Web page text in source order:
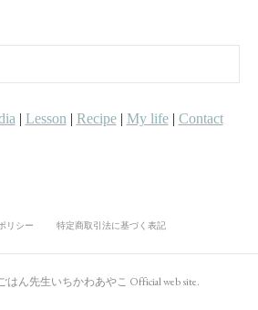
リシー 特定商取引法に基づく表記
はん先生いちかわあやこ Official web site.